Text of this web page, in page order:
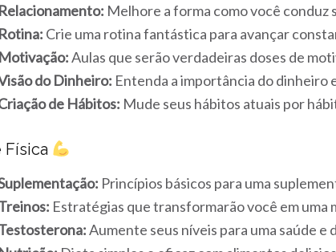
Relacionamento: Melhore a forma como você conduz
Rotina: Crie uma rotina fantástica para avançar
Motivação:Aulas que serão verdadeiras doses de
do Dinheiro: Entenda a importância do dinheiro
de Hábitos: Mude seus hábitos atuais por
Física
Princípios básicos para uma
Estratégias que transformarão você em uma
Aumente seus níveis para uma saúde e